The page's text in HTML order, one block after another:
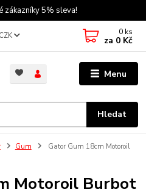
zákazníky 5% sleva!
Menu
CZK
Hledat
0 ks
za 0 Kč
Gum
Gator Gum 18cm Motoroil
Motoroil Burbot